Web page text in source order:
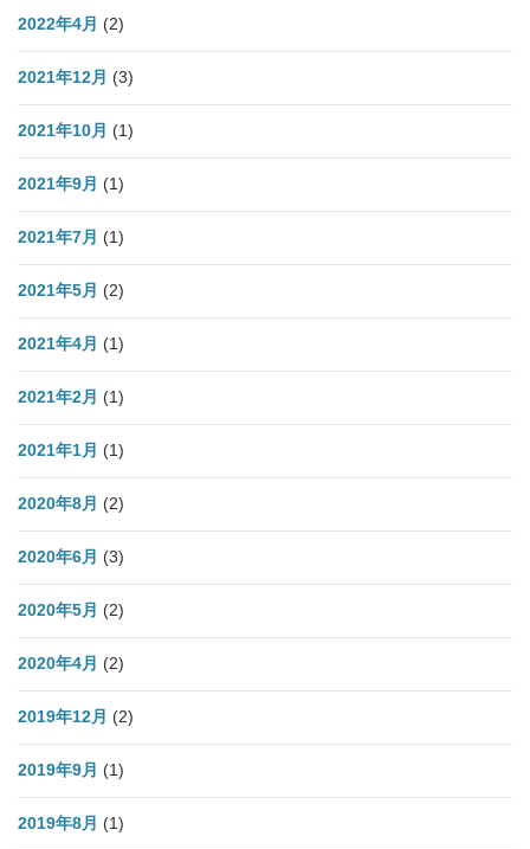
2022年4月 (2)
2021年12月 (3)
2021年10月 (1)
2021年9月 (1)
2021年7月 (1)
2021年5月 (2)
2021年4月 (1)
2021年2月 (1)
2021年1月 (1)
2020年8月 (2)
2020年6月 (3)
2020年5月 (2)
2020年4月 (2)
2019年12月 (2)
2019年9月 (1)
2019年8月 (1)